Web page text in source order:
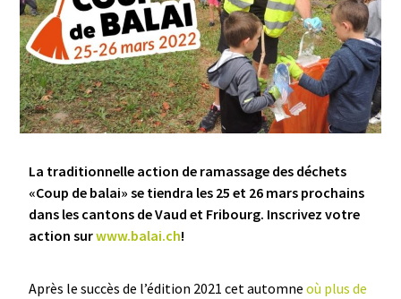
La traditionnelle action de ramassage des déchets
«Coup de balai» se tiendra les 25 et 26 mars prochains
dans les cantons de Vaud et Fribourg. Inscrivez votre
action surwww.balai.ch!
Après le succès de l’édition 2021 cet automneoù plus de